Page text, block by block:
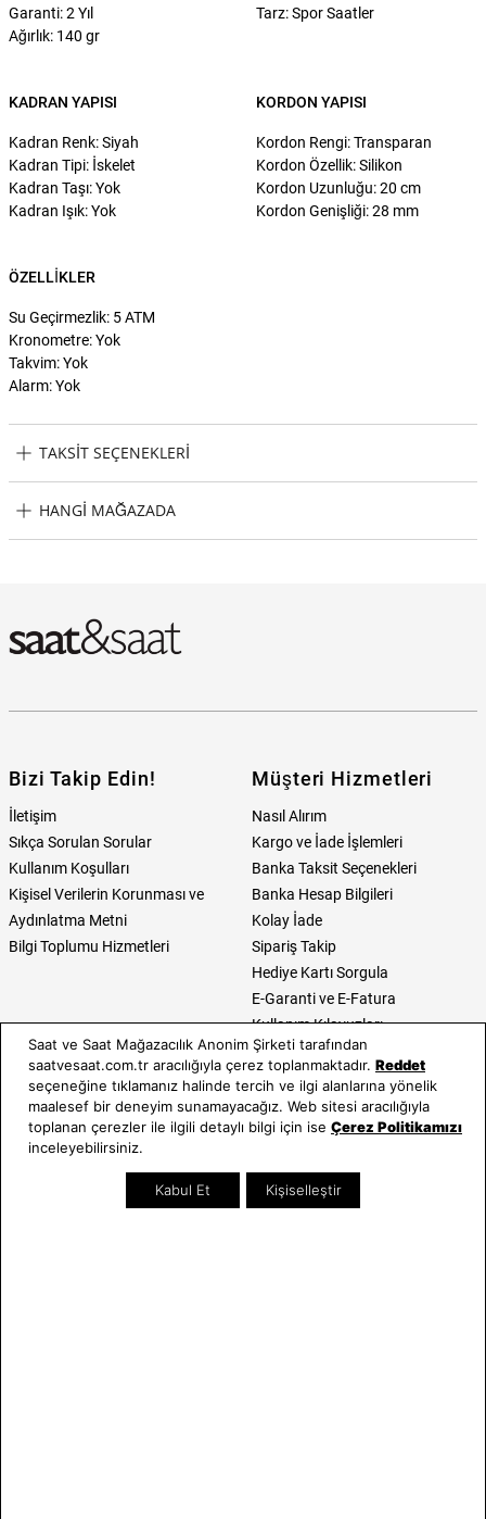
Garanti: 2 Yıl
Ağırlık: 140 gr
Tarz: Spor Saatler
KADRAN YAPISI
Kadran Renk: Siyah
Kadran Tipi: İskelet
Kadran Taşı: Yok
Kadran Işık: Yok
KORDON YAPISI
Kordon Rengi: Transparan
Kordon Özellik: Silikon
Kordon Uzunluğu: 20 cm
Kordon Genişliği: 28 mm
ÖZELLIKLER
Su Geçirmezlik: 5 ATM
Kronometre: Yok
Takvim: Yok
Alarm: Yok
TAKSIT SEÇENEKLERI
Seçenekleri
HANGI MAĞAZADA
Bizi Takip Edin!
İletişim
Sıkça Sorulan Sorular
Kullanım Koşulları
Kişisel Verilerin Korunması ve
Aydınlatma Metni
Bilgi Toplumu Hizmetleri
Müşteri Hizmetleri
Nasıl Alırım
Kargo ve İade İşlemleri
Banka Taksit Seçenekleri
Banka Hesap Bilgileri
Kolay İade
Sipariş Takip
Hediye Kartı Sorgula
E-Garanti ve E-Fatura
Kullanım Kılavuzları
Saat ve Saat
Hakkımızda
Neden Saat ve Saat
Mağazalar
Mağazada Teknik Servis
Kategoriler
Erkek Saat
Kadın Saat
Takı & Aksesuar
Kampanyalar
Saat ve Saat Mağazacılık Anonim Şirketi tarafından
saatvesaat.com.tr aracılığıyla çerez toplanmaktadır. Reddet
seçeneğine tıklamanız halinde tercih ve ilgi alanlarına yönelik
maalesef bir deneyim sunamayacağız. Web sitesi aracılığıyla
toplanan çerezler ile ilgili detaylı bilgi için ise Çerez Politikamızı
inceleyebilirsiniz.
Kabul Et Kişiselleştir